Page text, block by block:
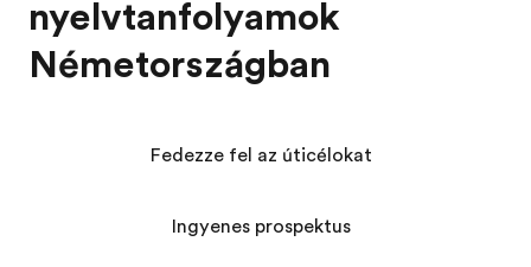
nyelvtanfolyamok
Németországban
Fedezze fel az úticélokat
Ingyenes prospektus